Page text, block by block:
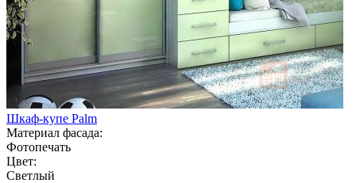
Шкаф-купе Palm
Материал фасада:
Фотопечать
Цвет:
Светлый